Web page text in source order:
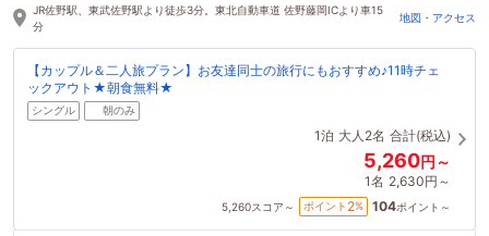
JR佐野駅、東武佐野駅より徒歩3分。東北自動車道 佐野藤岡ICより車15
分
地図・アクセス
【カップル＆二人旅プラン】お友達同士の旅行にもおすすめ♪11時チェ
ックアウト★朝食無料★
シングル 朝のみ
1泊 大人2名 合計(税込)
5,260円～
1名 2,630円～
5,260スコア～ ポイント 2% 104ポイント～